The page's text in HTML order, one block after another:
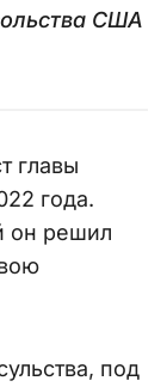
США
главы
года.
он решил
под